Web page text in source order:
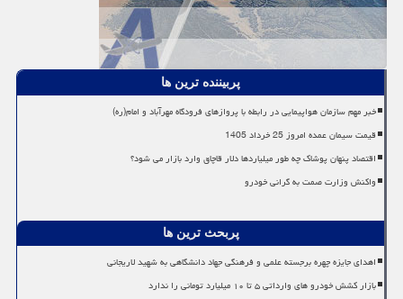
پربیننده ترین ها
خبر مهم سازمان هواپیمایی در رابطه با پروازهای فرودگاه مهرآباد و امام(ره)
قیمت سیمان عمده امروز 25 خرداد 1405
اقتصاد پنهان پوشاک چه طور میلیاردها دلار قاچاق وارد بازار می شود؟
واکنش وزارت صمت به گرانی خودرو
پربحث ترین ها
اهدای جایزه چهره برجسته علمی و فرهنگی جهاد دانشگاهی به شهید لاریجانی
بازار کشش خودرو های وارداتی ۵ تا ۱۰ میلیارد تومانی را ندارد